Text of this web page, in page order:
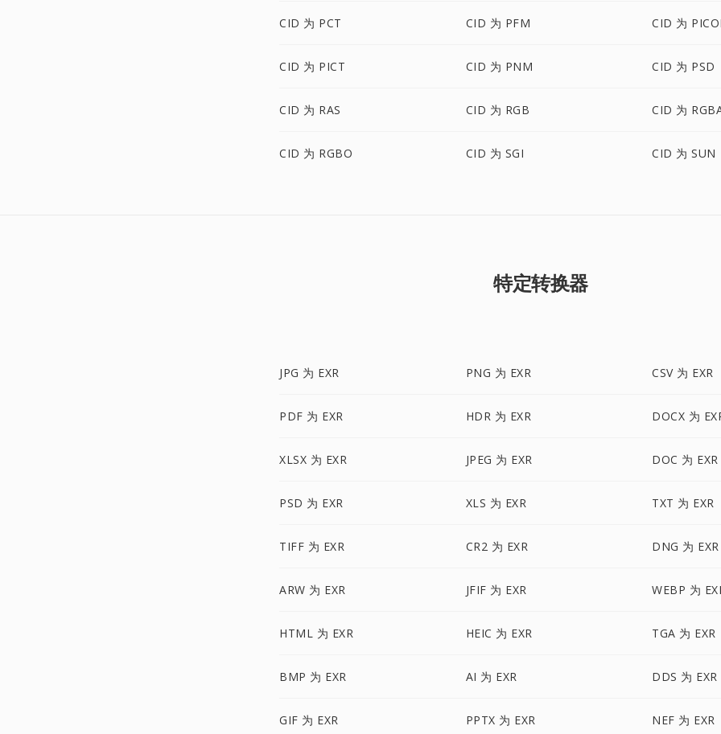
CID 为 PCT CID 为 PFM CID 为
CID 为 PICT CID 为 PNM CID 为 PSD
CID 为 RAS CID 为 RGB CID 为
CID 为 RGBO CID 为 SGI CID 为 SUN
特定转换器
JPG 为 EXR PNG 为 EXR CSV 为 EXR
PDF 为 EXR HDR 为 EXR DOCX 为
XLSX 为 EXR JPEG 为 EXR DOC 为 EXR
PSD 为 EXR XLS 为 EXR TXT 为 EXR
TIFF 为 EXR CR2 为 EXR DNG 为 EXR
ARW 为 EXR JFIF 为 EXR WEBP 为
HTML 为 EXR HEIC 为 EXR TGA 为 EXR
BMP 为 EXR AI 为 EXR DDS 为 EXR
GIF 为 EXR PPTX 为 EXR NEF 为 EXR